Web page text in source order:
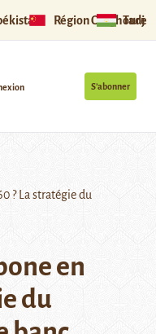
Région Ouïghoure
S’abonner
? La stratégie du
en
du